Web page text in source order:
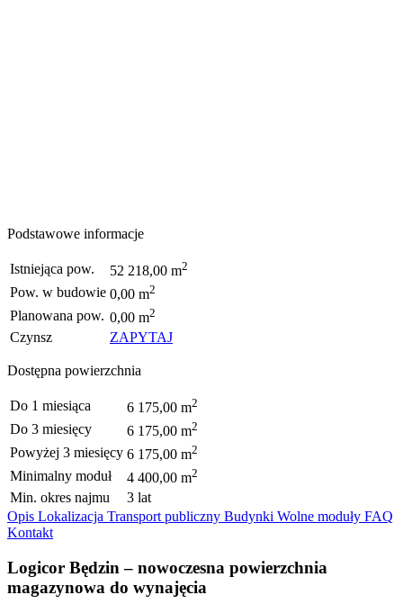
Podstawowe informacje
Istniejąca pow. 52 218,00 m2
Pow. w budowie 0,00 m2
Planowana pow. 0,00 m2
Czynsz ZAPYTAJ
Dostępna powierzchnia
Do 1 miesiąca 6 175,00 m2
Do 3 miesięcy 6 175,00 m2
Powyżej 3 miesięcy 6 175,00 m2
Minimalny moduł 4 400,00 m2
Min. okres najmu
3 lat
Opis Lokalizacja Transport publiczny Budynki Wolne moduły FAQ
Kontakt
Logicor Będzin – nowoczesna powierzchnia
magazynowa do wynajęcia